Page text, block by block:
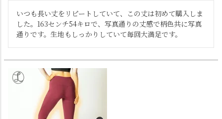
いつも長い丈をリピートしていて、この丈は初めて購入しま
した。163センチ54キロで、写真通りの丈感で柄色共に写真
通りです。生地もしっかりしていて毎回大満足です。